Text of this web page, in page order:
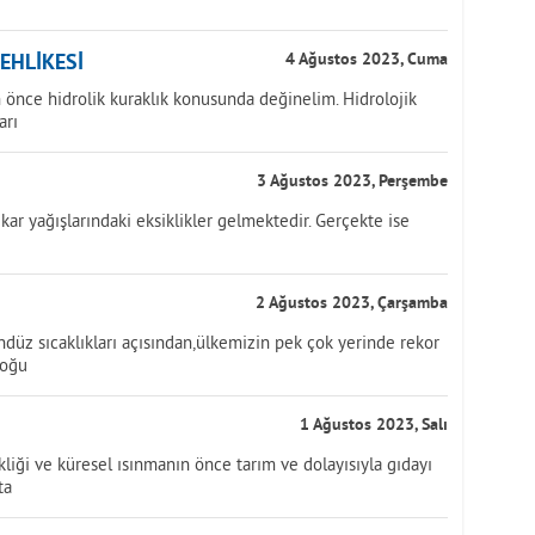
4 Ağustos 2023, Cuma
önce hidrolik kuraklık konusunda değinelim. Hidrolojik
3 Ağustos 2023, Perşembe
yağışlarındaki eksiklikler gelmektedir. Gerçekte ise
2 Ağustos 2023, Çarşamba
sıcaklıkları açısından,ülkemizin pek çok yerinde rekor
1 Ağustos 2023, Salı
ve küresel ısınmanın önce tarım ve dolayısıyla gıdayı